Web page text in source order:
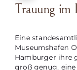
Trauung im
Eine
Museumshafen
Hamburger ihre
groß genug,